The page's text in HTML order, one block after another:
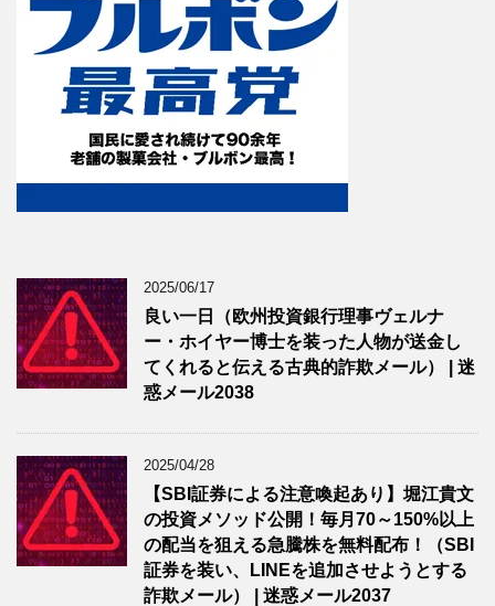
2025/06/17
良い一日（欧州投資銀行理事ヴェルナ
ー・ホイヤー博士を装った人物が送金し
てくれると伝える古典的詐欺メール） | 迷
惑メール2038
2025/04/28
【SBI証券による注意喚起あり】堀江貴文
の投資メソッド公開！毎月70～150%以上
の配当を狙える急騰株を無料配布！（SBI
証券を装い、LINEを追加させようとする
詐欺メール） | 迷惑メール2037